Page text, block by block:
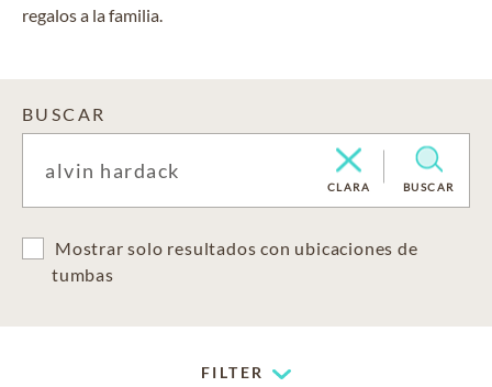
regalos a la familia.
BUSCAR
CLARA BUSCAR
Mostrar solo resultados con ubicaciones de
tumbas
FILTER